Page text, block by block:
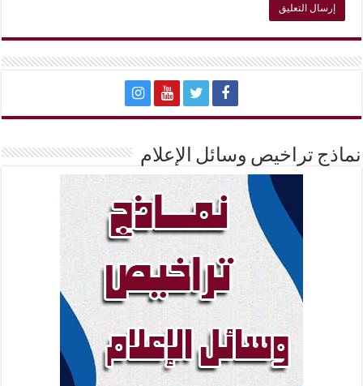
نماذج تراخيص وسائل الإعلام